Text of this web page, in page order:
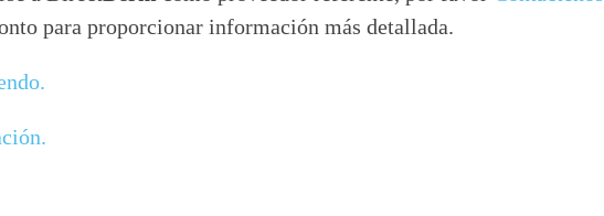
para proporcionar información más detallada.